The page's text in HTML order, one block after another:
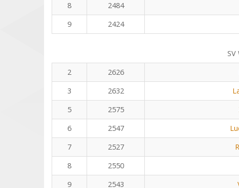
8
2484
9
2424
2
2626
3
2632
5
2575
6
2547
7
2527
8
2550
9
2543